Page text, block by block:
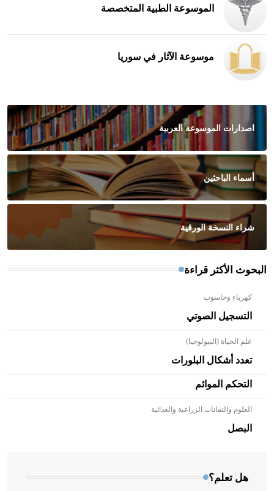
الموسوعة الطبية المتخصصة
موسوعة الآثار في سوريا
اصدارات الموسوعة العربية
أسماء الباحثين
شراء النسخة الورقية
البحوث الأكثر قراءة
كهرباء وحاسوب
التسجيل الصوتي
علم الحياة (البيولوجيا)
تعدد أشكال البلورات
التحكم الموائم
العلوم والتقانات الزراعية والغذائية
البصل
هل تعلم؟
- هل تعلم أن الأبلق نوع من الفنون الهندسية التي ارتبطت
بالعمارة الإسلامية في بلاد الشام ومصر خاصة، حيث يحرص
المعمار على بناء مداميكه وخاصة في الواجهات